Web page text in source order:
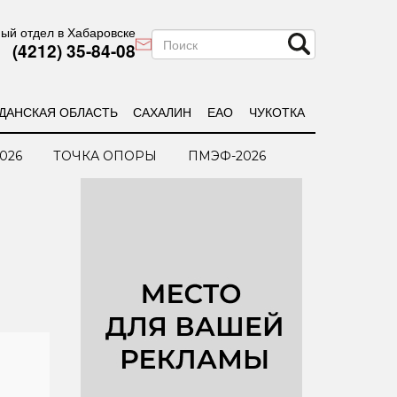
отдел в Хабаровске
(4212) 35-84-08
ОБЛАСТЬ САХАЛИН ЕАО ЧУКОТКА
ТОЧКА ОПОРЫ ПМЭФ-2026